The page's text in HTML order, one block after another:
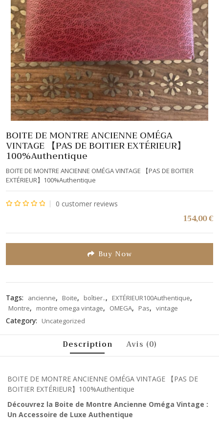
BOITE DE MONTRE ANCIENNE OMÉGA
VINTAGE 【PAS DE BOITIER EXTÉRIEUR】
100%Authentique
BOITE DE MONTRE ANCIENNE OMÉGA VINTAGE 【PAS DE BOITIER
EXTÉRIEUR】100%Authentique
0 customer reviews
154,00€
Buy Now
Tags: ancienne, Boite, boîtier.., EXTÉRIEUR100Authentique,
Montre, montre omega vintage​, OMEGA, Pas, vintage
Category: Uncategorized
Description Avis (0)
BOITE DE MONTRE ANCIENNE OMÉGA VINTAGE 【PAS DE
BOITIER EXTÉRIEUR】100%Authentique
Découvrez la Boite de Montre Ancienne Oméga Vintage :
Un Accessoire de Luxe Authentique